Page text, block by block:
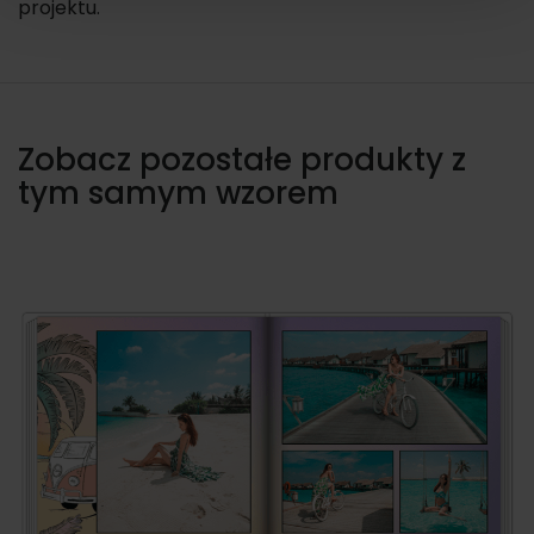
Zobacz pozostałe produkty z
tym samym wzorem